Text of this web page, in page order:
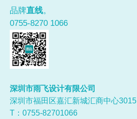
品牌直线。
0755-8270 1066
深圳市雨飞设计有限公司
深圳市福田区嘉汇新城汇商中心3015
T：0755-82701066